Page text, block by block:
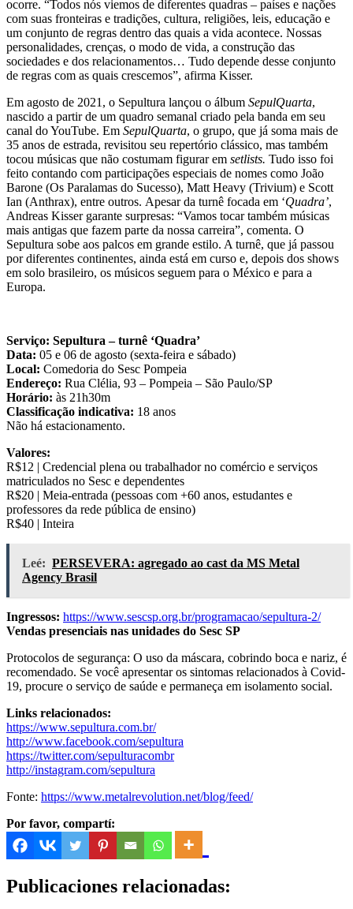
ocorre. “Todos nós viemos de diferentes quadras – países e nações
com suas fronteiras e tradições, cultura, religiões, leis, educação e
um conjunto de regras dentro das quais a vida acontece. Nossas
personalidades, crenças, o modo de vida, a construção das
sociedades e dos relacionamentos… Tudo depende desse conjunto
de regras com as quais crescemos”, afirma Kisser.
Em agosto de 2021, o Sepultura lançou o álbum SepulQuarta,
nascido a partir de um quadro semanal criado pela banda em seu
canal do YouTube. Em SepulQuarta, o grupo, que já soma mais de
35 anos de estrada, revisitou seu repertório clássico, mas também
tocou músicas que não costumam figurar em setlists. Tudo isso foi
feito contando com participações especiais de nomes como João
Barone (Os Paralamas do Sucesso), Matt Heavy (Trivium) e Scott
Ian (Anthrax), entre outros. Apesar da turnê focada em ‘Quadra’,
Andreas Kisser garante surpresas: “Vamos tocar também músicas
mais antigas que fazem parte da nossa carreira”, comenta. O
Sepultura sobe aos palcos em grande estilo. A turnê, que já passou
por diferentes continentes, ainda está em curso e, depois dos shows
em solo brasileiro, os músicos seguem para o México e para a
Europa.
Serviço: Sepultura – turnê ‘Quadra’
Data: 05 e 06 de agosto (sexta-feira e sábado)
Local: Comedoria do Sesc Pompeia
Endereço: Rua Clélia, 93 – Pompeia – São Paulo/SP
Horário: às 21h30m
Classificação indicativa: 18 anos
Não há estacionamento.
Valores:
R$12 | Credencial plena ou trabalhador no comércio e serviços
matriculados no Sesc e dependentes
R$20 | Meia-entrada (pessoas com +60 anos, estudantes e
professores da rede pública de ensino)
R$40 | Inteira
Leé: PERSEVERA: agregado ao cast da MS Metal
Agency Brasil
Ingressos: https://www.sescsp.org.br/programacao/sepultura-2/
Vendas presenciais nas unidades do Sesc SP
Protocolos de segurança: O uso da máscara, cobrindo boca e nariz, é
recomendado. Se você apresentar os sintomas relacionados à Covid-
19, procure o serviço de saúde e permaneça em isolamento social.
Links relacionados:
https://www.sepultura.com.br/
http://www.facebook.com/sepultura
https://twitter.com/sepulturacombr
http://instagram.com/sepultura
Fonte: https://www.metalrevolution.net/blog/feed/
Por favor, compartí:
Publicaciones relacionadas: